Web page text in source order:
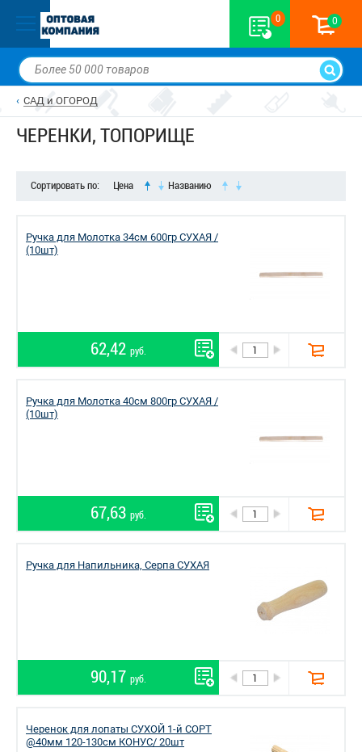
0 0
САД и ОГОРОД
ЧЕРЕНКИ, ТОПОРИЩЕ
Сортировать по: Цена Названию
Ручка для Молотка 34см 600гр СУХАЯ /
(10шт)
62,42 руб.
Ручка для Молотка 40см 800гр СУХАЯ /
(10шт)
67,63 руб.
Ручка для Напильника, Серпа СУХАЯ
90,17 руб.
Черенок для лопаты СУХОЙ 1-й СОРТ
@40мм 120-130см КОНУС/ 20шт